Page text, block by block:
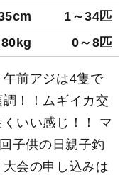
1～34匹
0～8匹
前アジは4隻で
！！ムギイカ交
いい感じ！！ マ
子供の日親子釣
会の申し込みは